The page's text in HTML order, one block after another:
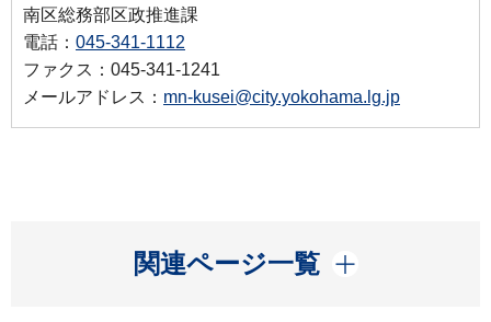
南区総務部区政推進課
電話： 045-341-1112
ファクス：045-341-1241
メールアドレス： mn-kusei@city.yokohama.lg.jp
関連ページ一覧
開く